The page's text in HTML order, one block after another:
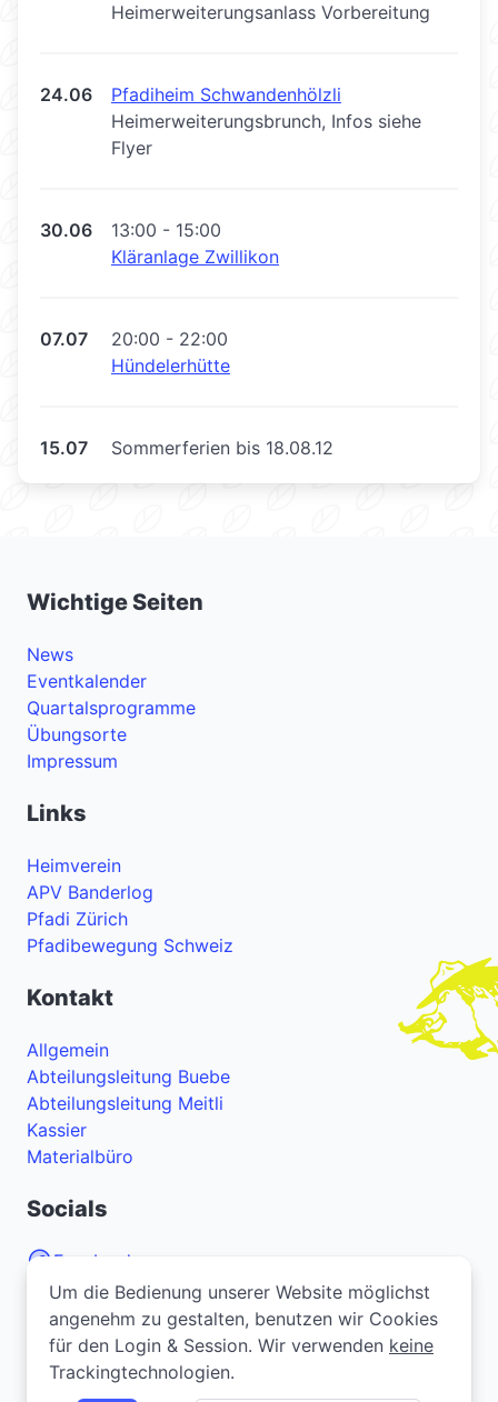
Heimerweiterungsanlass Vorbereitung
24.06
Pfadiheim Schwandenhölzli
Heimerweiterungsbrunch, Infos siehe
Flyer
30.06
13:00 - 15:00
Kläranlage Zwillikon
07.07
20:00 - 22:00
Hündelerhütte
15.07 Sommerferien bis 18.08.12
Wichtige Seiten
News
Eventkalender
Quartalsprogramme
Übungsorte
Impressum
Links
Heimverein
APV Banderlog
Pfadi Zürich
Pfadibewegung Schweiz
Kontakt
Allgemein
Abteilungsleitung Buebe
Abteilungsleitung Meitli
Kassier
Materialbüro
Socials
Facebook
Instagram
YouTube
Bei Problemen oder Fragen zur Webseite? Melde
Um die Bedienung unserer Website möglichst
angenehm zu gestalten, benutzen wir Cookies
für den Login & Session. Wir verwenden keine
Trackingtechnologien.
Um die Bedienung unserer Website möglichst
angenehm zu gestalten, benutzen wir Cookies
für den Login & Session. Wir verwenden keine
Trackingtechnologien.